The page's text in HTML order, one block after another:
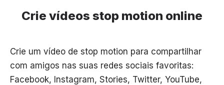
Crie vídeos stop motion online
Crie um vídeo de stop motion para compartilhar
com amigos nas suas redes sociais favoritas:
Facebook, Instagram, Stories, Twitter, YouTube,